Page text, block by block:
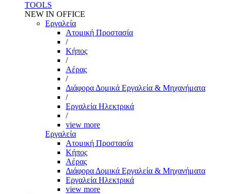
TOOLS
NEW IN OFFICE
Εργαλεία
Aτομική Προστασία
/
Kήπος
/
Αέρας
/
Διάφορα Δομικά Εργαλεία & Μηχανήματα
/
Εργαλεία Ηλεκτρικά
/
view more
Εργαλεία
Aτομική Προστασία
Kήπος
Αέρας
Διάφορα Δομικά Εργαλεία & Μηχανήματα
Εργαλεία Ηλεκτρικά
view more